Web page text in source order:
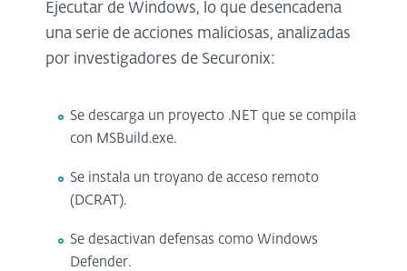
Ejecutar de Windows, lo que desencadena
una serie de acciones maliciosas, analizadas
por investigadores de Securonix:
Se descarga un proyecto .NET que se compila
con MSBuild.exe.
Se instala un troyano de acceso remoto
(DCRAT).
Se desactivan defensas como Windows
Defender.